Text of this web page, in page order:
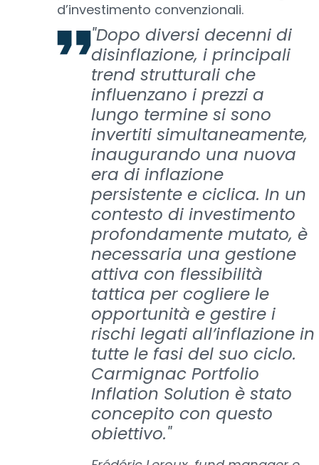
d’investimento convenzionali.
"Dopo diversi decenni di
disinflazione, i principali
trend strutturali che
influenzano i prezzi a
lungo termine si sono
invertiti simultaneamente,
inaugurando una nuova
era di inflazione
persistente e ciclica. In un
contesto di investimento
profondamente mutato, è
necessaria una gestione
attiva con flessibilità
tattica per cogliere le
opportunità e gestire i
rischi legati all’inflazione in
tutte le fasi del suo ciclo.
Carmignac Portfolio
Inflation Solution è stato
concepito con questo
obiettivo."